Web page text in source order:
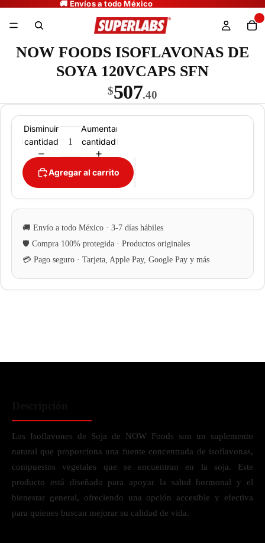
NOW FOODS ISOFLAVONAS DE
SOYA 120VCAPS SFN
$507.40
Disminuir
cantidad
Aumentar
cantidad
Agregar al carrito
Los Isoflavones de Soja de NOW Foods son un suplemento
natural que proporciona una fuente concentrada de isoflavonas,
compuestos vegetales que se encuentran en la soja. Este
producto está diseñado para apoyar la salud hormonal y el
bienestar general, ofreciendo una opción accesible y efectiva
para quienes buscan mejorar su calidad de vida.